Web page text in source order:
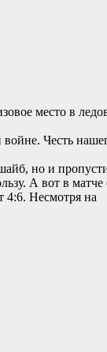
место в
Честь
но и
А вот в матче
4:6. Несмотря на